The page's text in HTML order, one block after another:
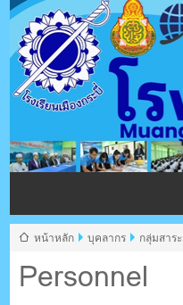
โรงเ
กร
ตรัง
Personnel
หน้าหลัก บุคลากร กลุ่มสาร